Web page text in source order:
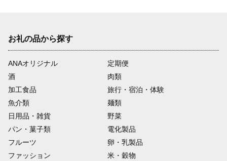
お礼の品から探す
ANAオリジナル
定期便
酒
肉類
加工食品
旅行・宿泊・体験
魚介類
麺類
日用品・雑貨
野菜
パン・菓子類
電化製品
フルーツ
卵・乳製品
ファッション
米・穀物